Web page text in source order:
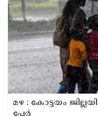
മഴ : കോട്ടയം